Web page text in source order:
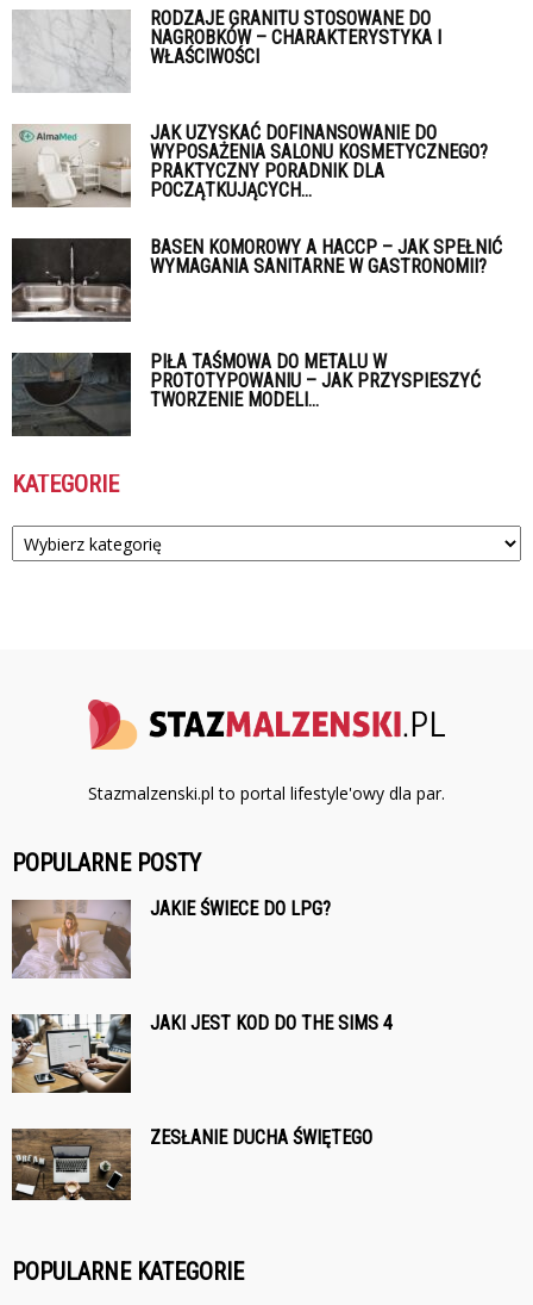
RODZAJE GRANITU STOSOWANE DO
NAGROBKÓW – CHARAKTERYSTYKA I
WŁAŚCIWOŚCI
JAK UZYSKAĆ DOFINANSOWANIE DO
WYPOSAŻENIA SALONU KOSMETYCZNEGO?
PRAKTYCZNY PORADNIK DLA
POCZĄTKUJĄCYCH...
BASEN KOMOROWY A HACCP – JAK SPEŁNIĆ
WYMAGANIA SANITARNE W GASTRONOMII?
PIŁA TAŚMOWA DO METALU W
PROTOTYPOWANIU – JAK PRZYSPIESZYĆ
TWORZENIE MODELI...
KATEGORIE
Kategorie
Stazmalzenski.pl to portal lifestyle'owy dla par.
POPULARNE POSTY
JAKIE ŚWIECE DO LPG?
JAKI JEST KOD DO THE SIMS 4
ZESŁANIE DUCHA ŚWIĘTEGO
POPULARNE KATEGORIE